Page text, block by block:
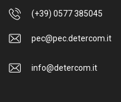
(+39) 0577 385045
pec@pec.detercom.it
info@detercom.it